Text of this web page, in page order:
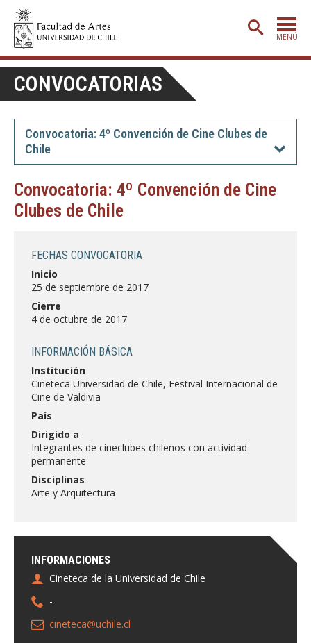
MENÚ
PORTADA
ADMISIÓN
ETAPA BÁSICA
POSTGRADO
BIBLIOTECA
DEPARTAMENTOS
Estudiantes
Académicas/os Egresadas/os
CONVOCATORIAS
Convocatoria: 4º Convención de Cine Clubes de
Chile
Convocatoria: 4º Convención de Cine
Clubes de Chile
INFORMACIONES
Cineteca de la Universidad de Chile
-
cineteca@uchile.cl
FECHAS CONVOCATORIA
Inicio
25 de septiembre de 2017
Cierre
4 de octubre de 2017
INFORMACIÓN BÁSICA
Institución
Cineteca Universidad de Chile, Festival Internacional de
Cine de Valdivia
País
Dirigido a
Integrantes de cineclubes chilenos con actividad
permanente
Disciplinas
Arte y Arquitectura